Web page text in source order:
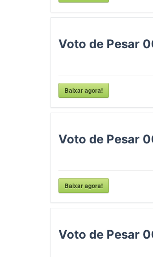
Voto de Pesar
Baixar agora!
Voto de Pesar
Baixar agora!
Voto de Pesar